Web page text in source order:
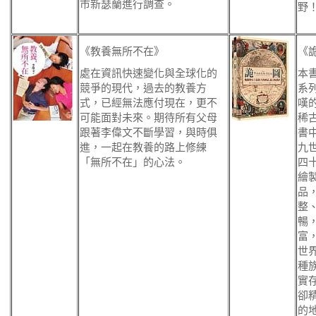
市新瑟蘭進行調查。 野
《教養無所不在》
處在資訊快速變化與全球化的
競爭的現代，過去的教養方
式，已經無法應付現在，更不
可能面對未來。期待所有父母
跟著李偉文不斷學習，與時俱
進，一起在教養的路上修練
「無所不在」的心法。
《
本
系
嘆
稀
書
九
四
繪
品
整
暢
富
世
種
實
卻
的